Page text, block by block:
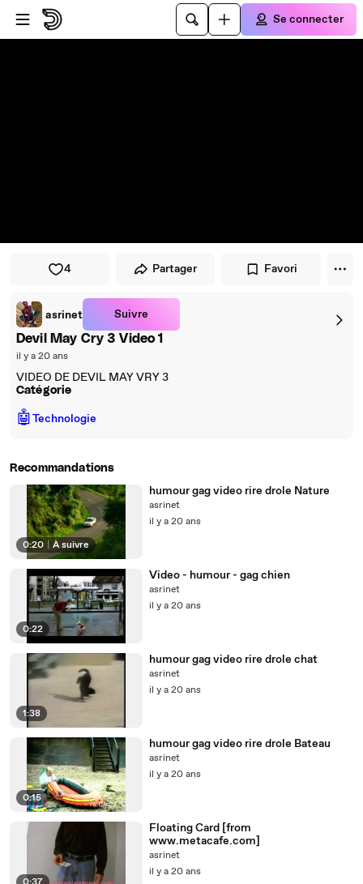
Passer au player
Passer au contenu principal
Se connecter
4 Partager Favori
asrinet Suivre
Devil May Cry 3 Video 1
il y a 20 ans
VIDEO DE DEVIL MAY VRY 3
Catégorie
🤖Technologie
Recommandations
0:20 | À suivre
humour gag video rire drole Nature
asrinet
il y a 20 ans
0:22
Video - humour - gag chien
asrinet
il y a 20 ans
1:38
humour gag video rire drole chat
asrinet
il y a 20 ans
0:15
humour gag video rire drole Bateau
asrinet
il y a 20 ans
Floating Card [from
www.metacafe.com]
asrinet
il y a 20 ans